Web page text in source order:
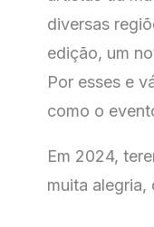
diversas
edição, um
Por esses e
como o
Em 2024,
muita alegria,